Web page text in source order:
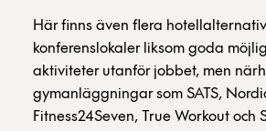
Här finns även flera
konferenslokaler liksom goda
aktiviteter utanför jobbet, men
gymanläggningar som SATS,
Fitness24Seven, True Workout och